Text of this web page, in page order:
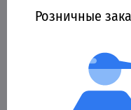
Розничные